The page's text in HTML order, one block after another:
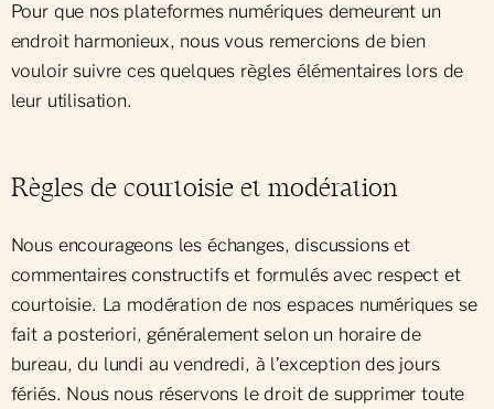
Pour que nos plateformes numériques demeurent un
endroit harmonieux, nous vous remercions de bien
vouloir suivre ces quelques règles élémentaires lors de
leur utilisation.
Règles de courtoisie et modération
Nous encourageons les échanges, discussions et
commentaires constructifs et formulés avec respect et
courtoisie. La modération de nos espaces numériques se
fait a posteriori, généralement selon un horaire de
bureau, du lundi au vendredi, à l’exception des jours
fériés. Nous nous réservons le droit de supprimer toute